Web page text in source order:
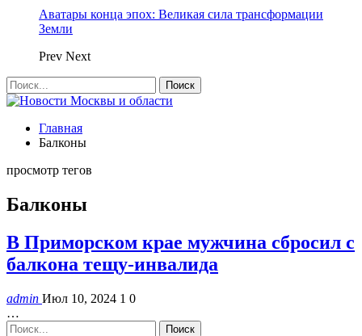
Аватары конца эпох: Великая сила трансформации
Земли
Prev Next
Главная
Балконы
просмотр тегов
Балконы
В Приморском крае мужчина сбросил с
балкона тещу-инвалида
admin Июл 10, 2024 1 0
…